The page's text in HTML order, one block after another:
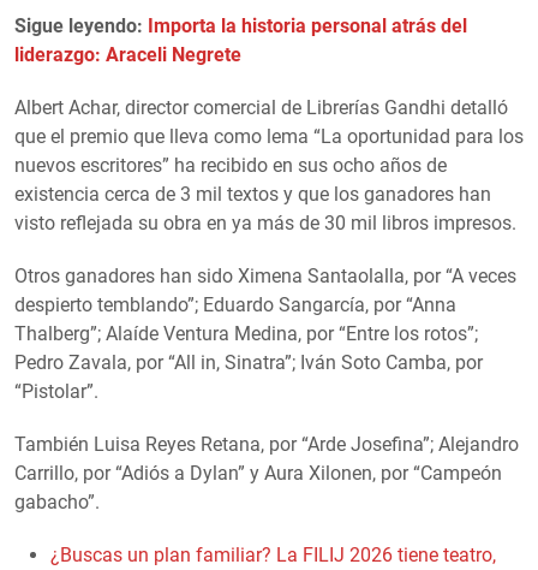
Sigue leyendo: Importa la historia personal atrás del
liderazgo: Araceli Negrete
Albert Achar, director comercial de Librerías Gandhi detalló
que el premio que lleva como lema “La oportunidad para los
nuevos escritores” ha recibido en sus ocho años de
existencia cerca de 3 mil textos y que los ganadores han
visto reflejada su obra en ya más de 30 mil libros impresos.
Otros ganadores han sido Ximena Santaolalla, por “A veces
despierto temblando”; Eduardo Sangarcía, por “Anna
Thalberg”; Alaíde Ventura Medina, por “Entre los rotos”;
Pedro Zavala, por “All in, Sinatra”; Iván Soto Camba, por
“Pistolar”.
También Luisa Reyes Retana, por “Arde Josefina”; Alejandro
Carrillo, por “Adiós a Dylan” y Aura Xilonen, por “Campeón
gabacho”.
¿Buscas un plan familiar? La FILIJ 2026 tiene teatro,